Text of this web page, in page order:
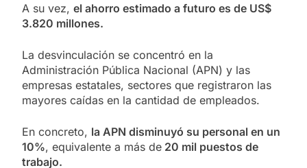
A su vez, el ahorro estimado a futuro es de US$
3.820 millones.
La desvinculación se concentró en la
Administración Pública Nacional (APN) y las
empresas estatales, sectores que registraron las
mayores caídas en la cantidad de empleados.
En concreto, la APN disminuyó su personal en un
10%, equivalente a más de 20 mil puestos de
trabajo.